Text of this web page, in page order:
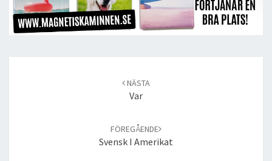
NÄSTA
Var
FÖREGÅENDE
Svensk I Amerikat